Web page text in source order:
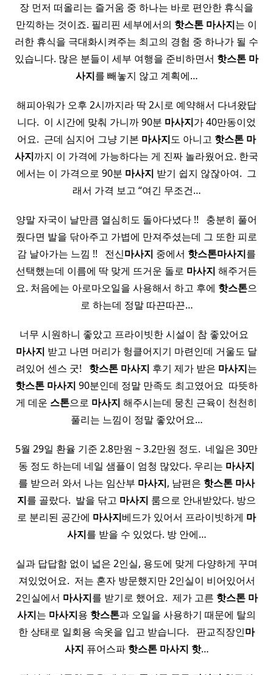
장 먼저 떠올리는 즐거움 중 하나는 바로 편안한 휴식을
만끽하는 것이죠. 필리핀 세부에서의 핫스톤 마사지는 이
러한 휴식을 극대화시켜주는 최고의 경험 중 하나가 될 수
있습니다. 많은 분들이 세부 여행을 준비하면서 핫스톤 마
사지를 빼놓지 않고 계획에…
해피아워가 오후 2시까지라 딱 2시로 예약해서 다녀왔답
니다. ​ 이 시간에 맞춰 가니까 90분 마사지가 40만동이었
어요. ​ 근데 심지어 그냥 기본 마사지도 아니고 핫스톤 마
사지까지 이 가격에 가능하다는 게 진짜 놀라웠어요. 한국
에서는 이 가격으로 90분 마사지 받기 쉽지 않잖아여. ​ 그
래서 가격 보고 “여긴 무조건…
양말 자국이 날만큼 열심히도 돌아다녔다 !! ​ ​ 충분히 풀어
줬다면 발을 닦아주고 가볍에 만져주셨는데 그 또한 피로
감 날아가는 느낌 !! ​ ​ 전신마사지 중에서 핫스톤마사지를
선택했는데 이름에 딱 맞게 뜨거운 돌로 마사지 해주거든
요. 처음에는 아로마오일을 사용해서 하고 후에 핫스톤으
로 하는데 정말 따끈따끈…
너무 시원하니 좋았고 프라이빗한 시설이 참 좋았어요 ​ ​
마사지 받고 나면 머리가 헝클어지기 마련인데 거울도 달
려있어 센스 굿! ​ ​ 핫스톤 마사지 후기 제가 받은 마사지는
핫스톤 마사지 90분인데 정말 만족도 최고였어요 ​ 따뜻하
게 데운 스톤으로 마사지 해주시는데 뭉친 근육이 천천히
풀리는 느낌이 정말 좋았어요…
5월 29일 환율 기준 2.8만원 ~ 3.2만원 정도. ​ 네일은 30만
동 정도 하는데 네일 샘플이 엄청 많았다. 우리는 마사지
를 받으러 와서 나는 임산부 마사지, 남편은 핫스톤 마사
지를 골랐다. ​ 발을 닦고 마사지 룸으로 안내받았다. 방으
로 분리된 공간에 마사지베드가 있어서 프라이빗하게 마
사지를 받을 수 있었다. 방 안에…
실과 답답함 없이 넓은 2인실, 용도에 맞게 다양하게 꾸며
져있었어요. ​ 저는 혼자 방문했지만 2인실이 비어있어서
2인실에서 마사지를 받기로 했어요. ​ 제가 고른 핫스톤 마
사지는 마사지용 핫스톤과 오일을 사용하기 때문에 탈의
한 상태로 일회용 속옷을 입고 받습니다. ​ ​ 판교직장인마
사지 퓨어스파 핫스톤 마사지 핫…